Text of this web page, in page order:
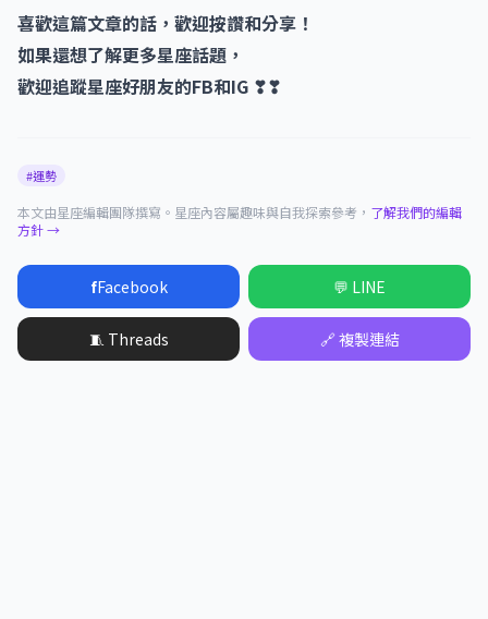
喜歡這篇文章的話，歡迎按讚和分享！
如果還想了解更多星座話題，
歡迎追蹤星座好朋友的FB和IG ❣❣
#運勢
本文由星座編輯團隊撰寫。星座內容屬趣味與自我探索參考， 了解我們的編輯
方針 →
fFacebook 💬 LINE
🧵 Threads 🔗 複製連結